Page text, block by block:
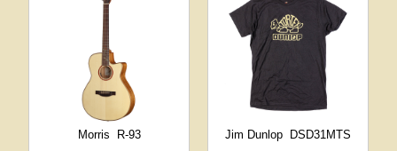
Morris R-93 Jim Dunlop
DSD31MTS